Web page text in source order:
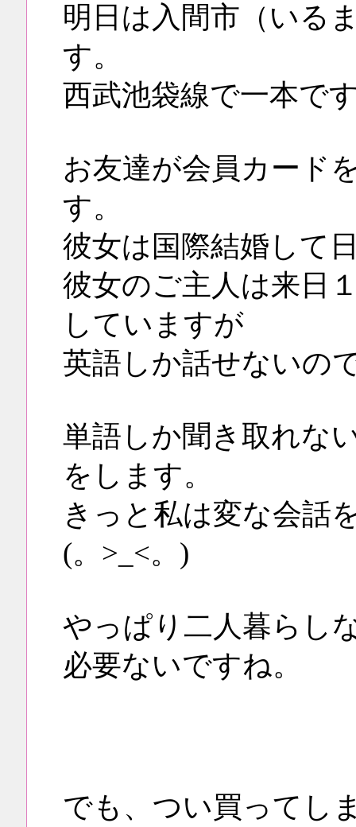
明日は入間市（いる
す。
西武池袋線で一本で
お友達が会員カード
す。
彼女は国際結婚して
彼女のご主人は来日
していますが
英語しか話せないの
単語しか聞き取れな
をします。
きっと私は変な会話
(。>_<。)
やっぱり二人暮らし
必要ないですね。
でも、つい買ってし